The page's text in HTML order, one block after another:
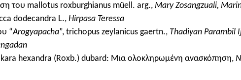
του mallotus roxburghianus müell. arg., Mary Zosangzuali,
dodecandra L., Hirpasa Teressa
“Arogyapacha”, trichopus zeylanicus gaertn., Thadiyan Parambil
hexandra (Roxb.) dubard: Μια ολοκληρωμένη ανασκόπηση,